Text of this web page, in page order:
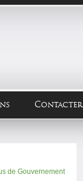
Contacter
de Gouvernement